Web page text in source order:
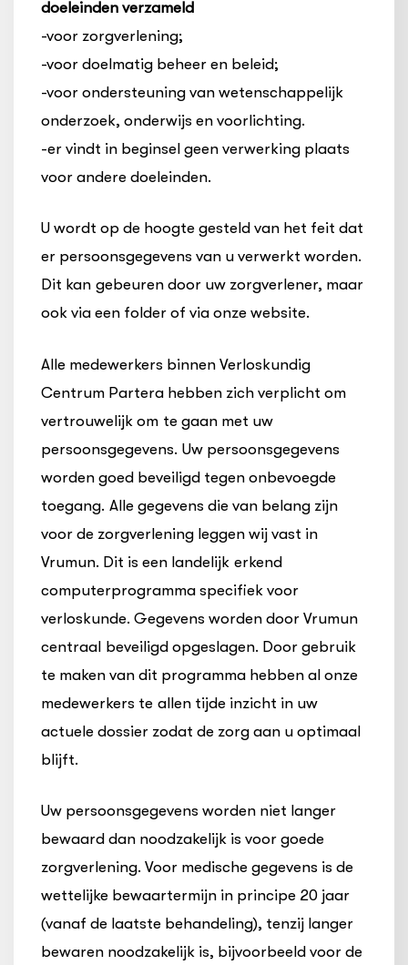
doeleinden verzameld
-voor zorgverlening;
-voor doelmatig beheer en beleid;
-voor ondersteuning van wetenschappelijk
onderzoek, onderwijs en voorlichting.
-er vindt in beginsel geen verwerking plaats
voor andere doeleinden.
U wordt op de hoogte gesteld van het feit dat
er persoonsgegevens van u verwerkt worden.
Dit kan gebeuren door uw zorgverlener, maar
ook via een folder of via onze website.
Alle medewerkers binnen Verloskundig
Centrum Partera hebben zich verplicht om
vertrouwelijk om te gaan met uw
persoonsgegevens. Uw persoonsgegevens
worden goed beveiligd tegen onbevoegde
toegang. Alle gegevens die van belang zijn
voor de zorgverlening leggen wij vast in
Vrumun. Dit is een landelijk erkend
computerprogramma specifiek voor
verloskunde. Gegevens worden door Vrumun
centraal beveiligd opgeslagen. Door gebruik
te maken van dit programma hebben al onze
medewerkers te allen tijde inzicht in uw
actuele dossier zodat de zorg aan u optimaal
blijft.
Uw persoonsgegevens worden niet langer
bewaard dan noodzakelijk is voor goede
zorgverlening. Voor medische gegevens is de
wettelijke bewaartermijn in principe 20 jaar
(vanaf de laatste behandeling), tenzij langer
bewaren noodzakelijk is, bijvoorbeeld voor de